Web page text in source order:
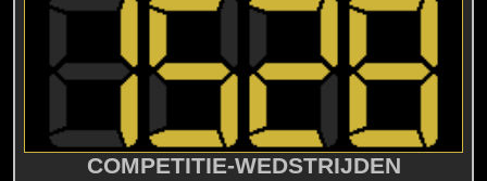
COMPETITIE-WEDSTRIJDEN